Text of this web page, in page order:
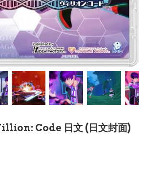
Code 日文 (日文封面)